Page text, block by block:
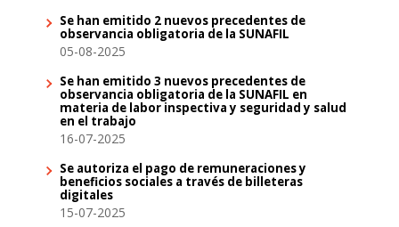
Se han emitido 2 nuevos precedentes de
observancia obligatoria de la SUNAFIL
05-08-2025
Se han emitido 3 nuevos precedentes de
observancia obligatoria de la SUNAFIL en
materia de labor inspectiva y seguridad y salud
en el trabajo
16-07-2025
Se autoriza el pago de remuneraciones y
beneficios sociales a través de billeteras
digitales
15-07-2025